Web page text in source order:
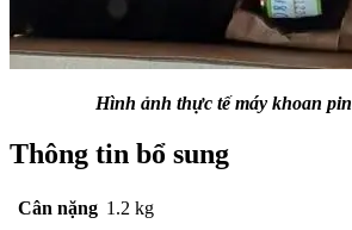
Hình ảnh thực tế máy khoan pin
Thông tin bổ sung
Cân nặng 1.2 kg